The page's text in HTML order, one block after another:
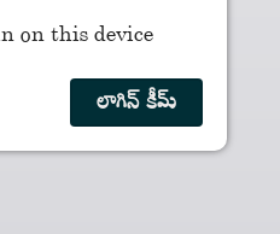
on this device